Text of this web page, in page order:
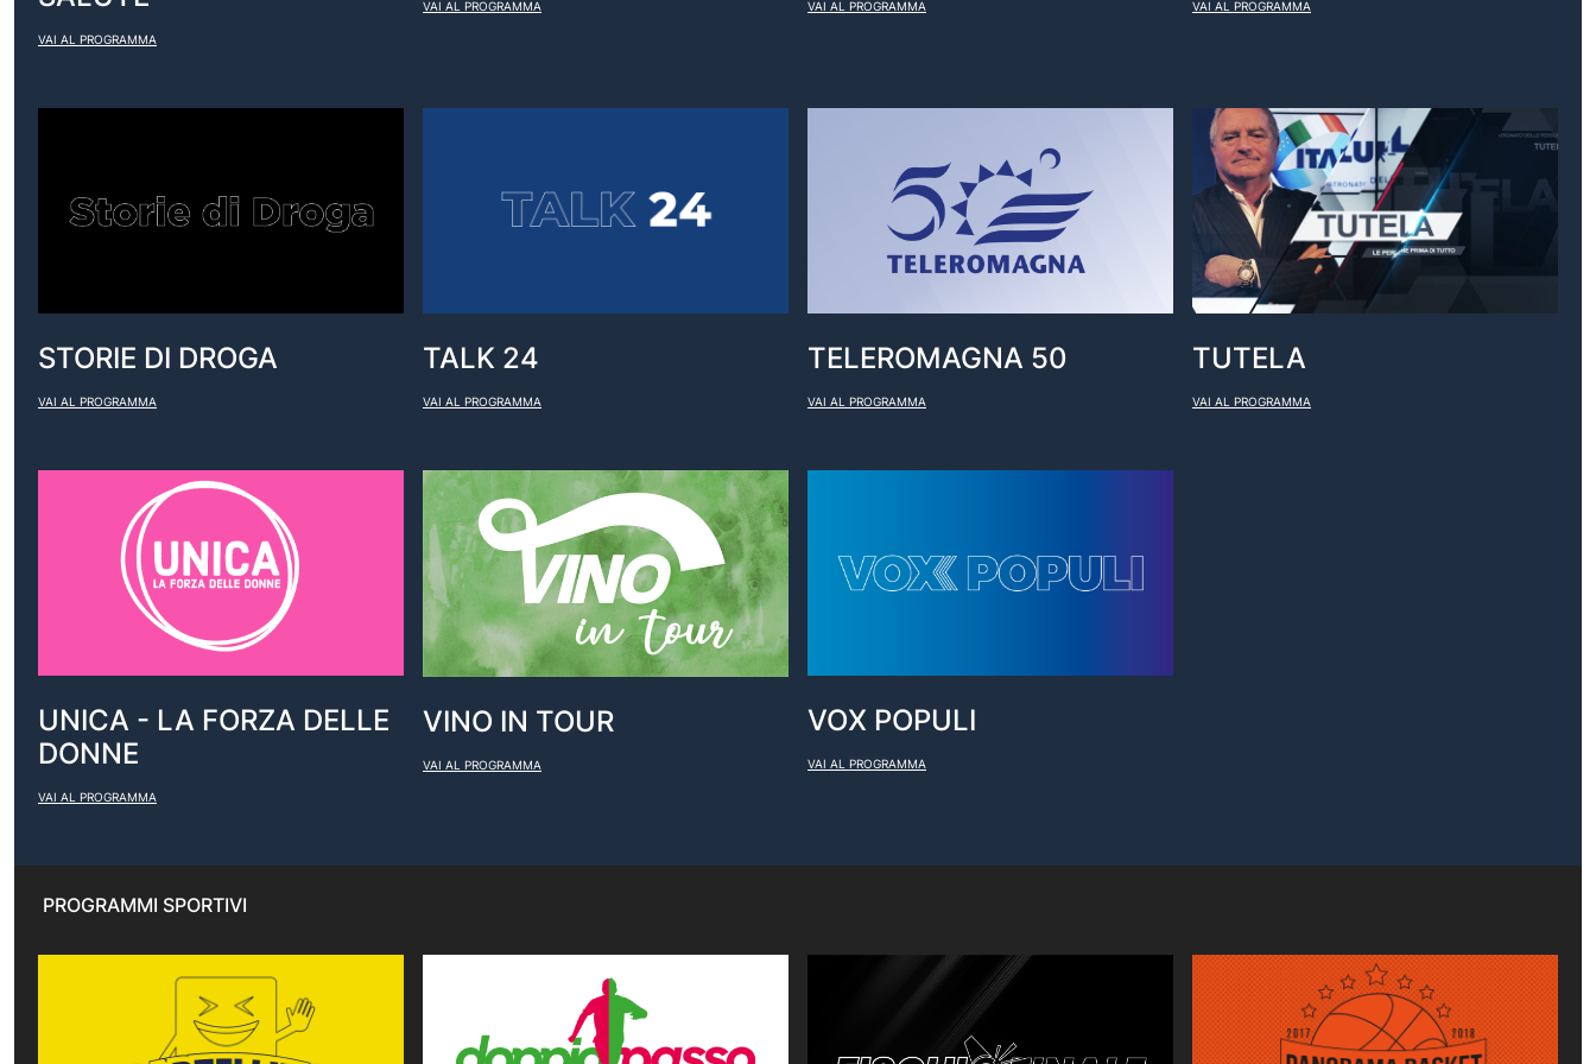
VAI AL PROGRAMMA
VAI AL PROGRAMMA VAI AL PROGRAMMA VAI AL PROGRAMMA
STORIE DI DROGA
VAI AL PROGRAMMA
TALK 24
VAI AL PROGRAMMA
TELEROMAGNA 50
VAI AL PROGRAMMA
TUTELA
VAI AL PROGRAMMA
UNICA - LA FORZA DELLE
DONNE
VAI AL PROGRAMMA
VINO IN TOUR
VAI AL PROGRAMMA
VOX POPULI
VAI AL PROGRAMMA
PROGRAMMI SPORTIVI